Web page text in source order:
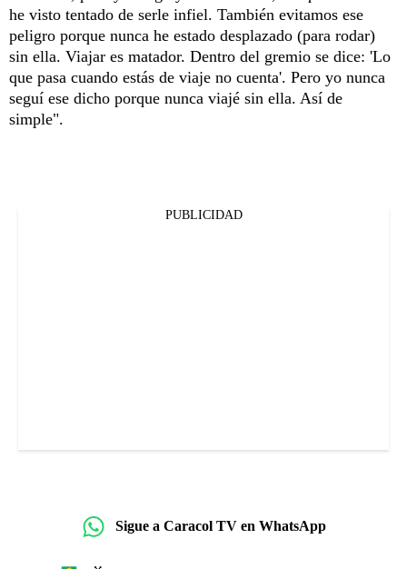
he visto tentado de serle infiel. También evitamos ese
peligro porque nunca he estado desplazado (para rodar)
sin ella. Viajar es matador. Dentro del gremio se dice: 'Lo
que pasa cuando estás de viaje no cuenta'. Pero yo nunca
seguí ese dicho porque nunca viajé sin ella. Así de
simple".
PUBLICIDAD
Sigue a Caracol TV en WhatsApp